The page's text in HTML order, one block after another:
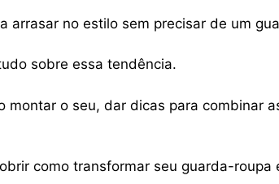
arrasar no estilo sem precisar de um
sobre essa tendência.
montar o seu, dar dicas para combinar
como transformar seu guarda-roupa